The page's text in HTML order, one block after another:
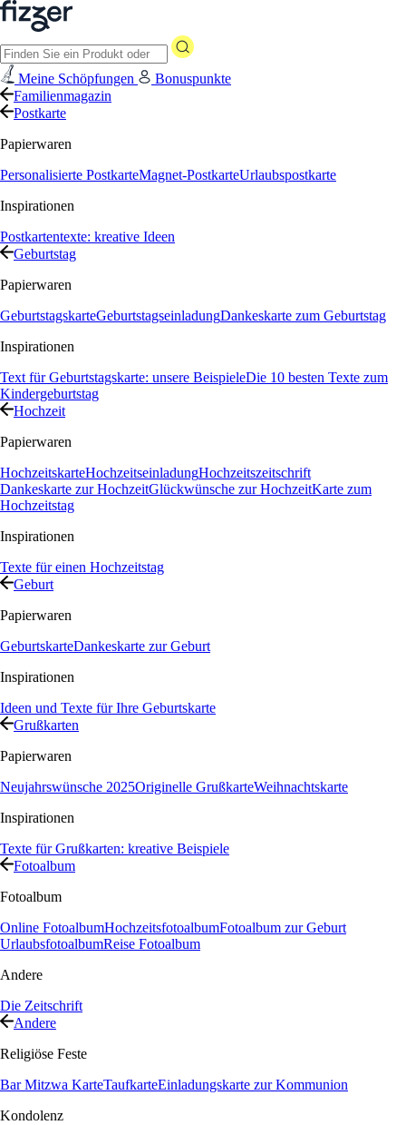
Meine Schöpfungen
Bonuspunkte
Familienmagazin
Postkarte
Papierwaren
Personalisierte PostkarteMagnet-PostkarteUrlaubspostkarte
Inspirationen
Postkartentexte: kreative Ideen
Geburtstag
Papierwaren
GeburtstagskarteGeburtstagseinladungDankeskarte zum Geburtstag
Inspirationen
Text für Geburtstagskarte: unsere BeispieleDie 10 besten Texte zum
Kindergeburtstag
Hochzeit
Papierwaren
HochzeitskarteHochzeitseinladungHochzeitszeitschrift
Dankeskarte zur HochzeitGlückwünsche zur HochzeitKarte zum
Hochzeitstag
Inspirationen
Texte für einen Hochzeitstag
Geburt
Papierwaren
GeburtskarteDankeskarte zur Geburt
Inspirationen
Ideen und Texte für Ihre Geburtskarte
Grußkarten
Papierwaren
Neujahrswünsche 2025Originelle GrußkarteWeihnachtskarte
Inspirationen
Texte für Grußkarten: kreative Beispiele
Fotoalbum
Fotoalbum
Online FotoalbumHochzeitsfotoalbumFotoalbum zur Geburt
UrlaubsfotoalbumReise Fotoalbum
Andere
Die Zeitschrift
Andere
Religiöse Feste
Bar Mitzwa KarteTaufkarteEinladungskarte zur Kommunion
Kondolenz